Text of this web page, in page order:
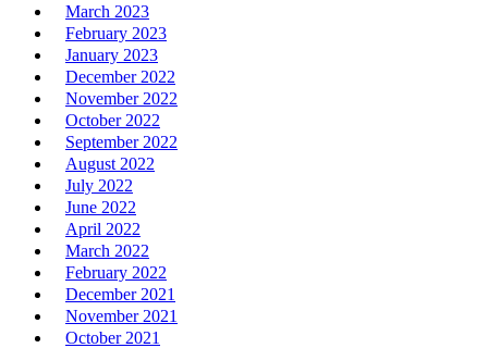
March 2023
February 2023
January 2023
December 2022
November 2022
October 2022
September 2022
August 2022
July 2022
June 2022
April 2022
March 2022
February 2022
December 2021
November 2021
October 2021